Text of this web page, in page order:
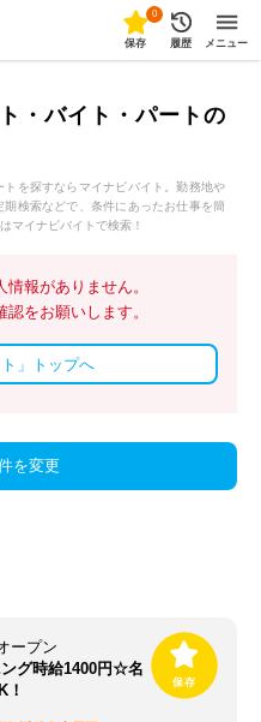
0
保存 履歴 メニュー
・バイト・パートの
を探すならマイナビバイト。勤務地や
検索などで、条件にあったお仕事を簡
マイナビバイトで検索！
報がありません。
をお願いします。
ト」トップへ
を変更
ープン
ング時給1400円☆名